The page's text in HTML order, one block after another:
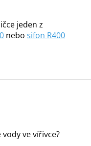
jeden z
nebo sifon R400
ve vířivce?